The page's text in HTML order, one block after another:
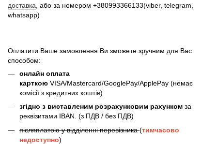
доставка , або за номером +380993366133(viber, telegram,
whatsapp)
Оплатити Ваше замовлення Ви зможете зручним для Вас
способом:
онлайн оплата
карткою VISA/Mastercard/GooglePay/ApplePay (немає
комісії з кредитних коштів)
згідно з виставленим розрахунковим рахунком за
реквізитами IBAN. (з ПДВ / без ПДВ)
післяплатою у відділенні перевізника(тимчасово
недоступно)